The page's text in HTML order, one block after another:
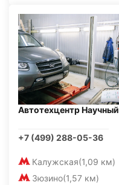
Автотехцентр Научный
+7 (499) 288-05-36
Калужская(1,09 км)
Зюзино(1,57 км)